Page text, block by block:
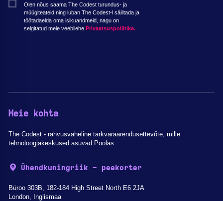
Olen nõus saama The Codest turundus- ja
müügiteateid ning luban The Codest-l säilitada ja
töötadaelda oma isikuandmeid, nagu on
selgitatud meie veebilehe Privaatsuspoliitika.
Meie kohta
The Codest - rahvusvaheline tarkvaraarendusettevõte, mille
tehnoloogiakeskused asuvad Poolas.
Ühendkuningriik - peakorter
Büroo 303B, 182-184 High Street North E6 2JA
London, Inglismaa